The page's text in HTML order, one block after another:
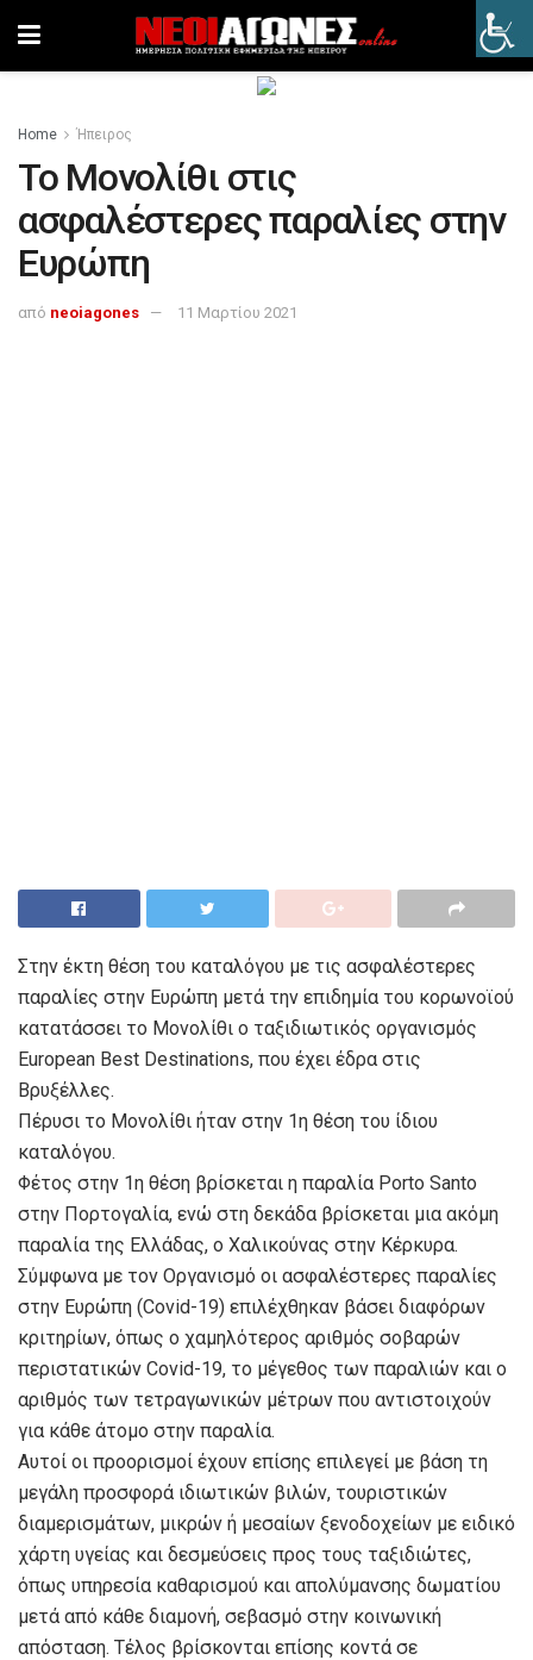
Home Ήπειρος
Το Μονολίθι στις
ασφαλέστερες παραλίες στην
Ευρώπη
από neoiagones 11 Μαρτίου 2021
Στην έκτη θέση του καταλόγου με τις ασφαλέστερες
παραλίες στην Ευρώπη μετά την επιδημία του κορωνοϊού
κατατάσσει τo Μονολίθι ο ταξιδιωτικός οργανισμός
European Best Destinations, που έχει έδρα στις
Βρυξέλλες.
Πέρυσι το Μονολίθι ήταν στην 1η θέση του ίδιου
καταλόγου.
Φέτος στην 1η θέση βρίσκεται η παραλία Porto Santo
στην Πορτογαλία, ενώ στη δεκάδα βρίσκεται μια ακόμη
παραλία της Ελλάδας, ο Χαλικούνας στην Κέρκυρα.
Σύμφωνα με τον Οργανισμό οι ασφαλέστερες παραλίες
στην Ευρώπη (Covid-19) επιλέχθηκαν βάσει διαφόρων
κριτηρίων, όπως ο χαμηλότερος αριθμός σοβαρών
περιστατικών Covid-19, το μέγεθος των παραλιών και ο
αριθμός των τετραγωνικών μέτρων που αντιστοιχούν
για κάθε άτομο στην παραλία.
Αυτοί οι προορισμοί έχουν επίσης επιλεγεί με βάση τη
μεγάλη προσφορά ιδιωτικών βιλών, τουριστικών
διαμερισμάτων, μικρών ή μεσαίων ξενοδοχείων με ειδικό
χάρτη υγείας και δεσμεύσεις προς τους ταξιδιώτες,
όπως υπηρεσία καθαρισμού και απολύμανσης δωματίου
μετά από κάθε διαμονή, σεβασμό στην κοινωνική
απόσταση. Τέλος βρίσκονται επίσης κοντά σε